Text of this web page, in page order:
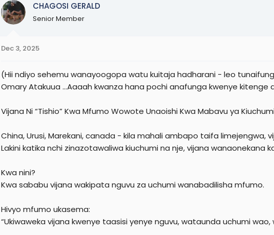
e
r
CHAGOSI GERALD
Senior Member
Dec 3, 2025
(Hii ndiyo sehemu wanayoogopa watu kuitaja hadharani - leo
Omary Atakuua ...Aaaah kwanza hana pochi anafunga kwenye kitenge
Vijana Ni “Tishio” Kwa Mfumo Wowote Unaoishi Kwa Mabavu ya
China, Urusi, Marekani, canada - kila mahali ambapo taifa limejengwa,
Lakini katika nchi zinazotawaliwa kiuchumi na nje, vijana wanaonekana
Kwa nini?
Kwa sababu vijana wakipata nguvu za uchumi wanabadilisha mfumo.
Hivyo mfumo ukasema:
“Ukiwaweka vijana kwenye taasisi yenye nguvu, wataunda uchumi